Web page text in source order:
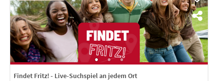
Findet Fritz! - Live-Suchspiel an jedem Ort